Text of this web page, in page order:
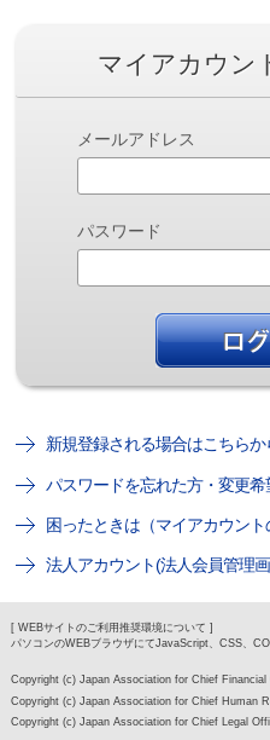
マイアカウン
メールアドレス
パスワード
新規登録される場合はこちらか
パスワードを忘れた方・変更
困ったときは（マイアカウント
法人アカウント(法人会員管理
[ WEBサイトのご利用推奨環境について ]
パソコンのWEBブラウザにてJavaScript、CSS、
Copyright (c) Japan Association for Chief
Copyright (c) Japan Association for Chief Human
Copyright (c) Japan Association for Chief Legal